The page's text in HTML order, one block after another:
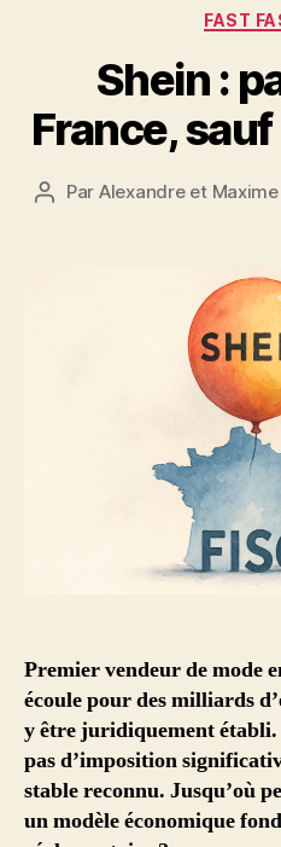
FAST
Shein :
France,
Auteur
Par Alexandre et Maxime
Premier vendeur de mode
écoule pour des milliards
y être juridiquement
pas d’imposition
stable reconnu. Jusqu’où
un modèle économique